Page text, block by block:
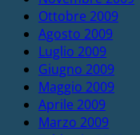
Ottobre 2009
Agosto 2009
Luglio 2009
Giugno 2009
Maggio 2009
Aprile 2009
Marzo 2009